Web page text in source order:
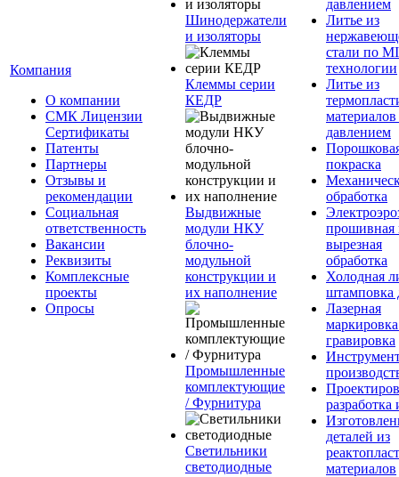
Компания
О компании
СМК Лицензии
Сертификаты
Патенты
Партнеры
Отзывы и
рекомендации
Социальная
ответственность
Вакансии
Реквизиты
Комплексные
проекты
Опросы
Шинодержатели
и изоляторы
Клеммы серии
КЕДР
Выдвижные
модули НКУ
блочно-
модульной
конструкции и
их наполнение
Промышленные
комплектующие
/ Фурнитура
Светильники
светодиодные
давлением
Литье из
стали по
технологии
Литье из
давлением
покраска
обработка
прошивная
вырезная
обработка
Холодная
штамповка
Лазерная
гравировка
разработка
деталей из
материалов